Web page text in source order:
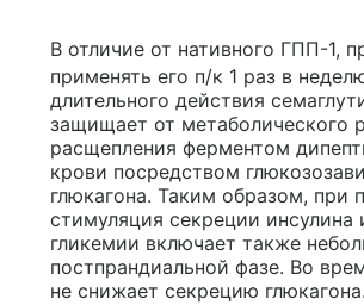
В отличие от нативного ГПП-1,
применять его п/к 1 раз в
длительного действия
защищает от метаболического
расщепления ферментом
крови посредством
глюкагона. Таким образом,
стимуляция секреции
гликемии включает также
постпрандиальной фазе. Во
не снижает секрецию глюкагона.